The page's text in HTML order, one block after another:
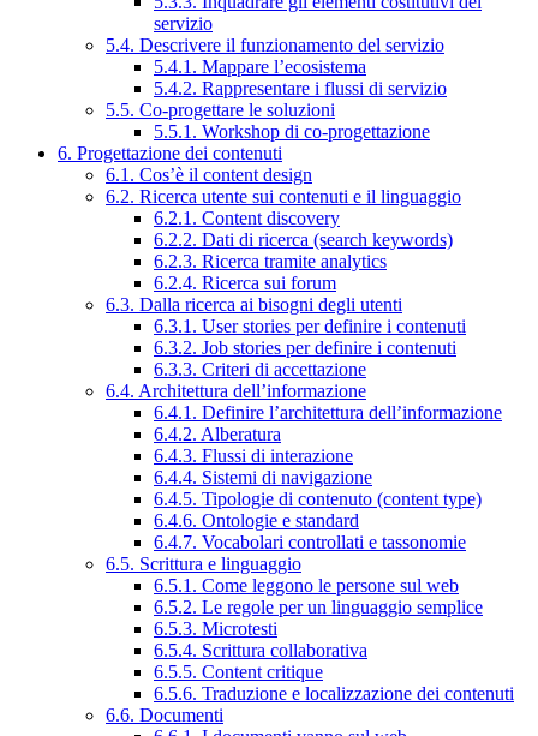
servizio
5.4. Descrivere il funzionamento del servizio
5.4.1. Mappare l’ecosistema
5.4.2. Rappresentare i flussi di servizio
5.5. Co-progettare le soluzioni
5.5.1. Workshop di co-progettazione
6. Progettazione dei contenuti
6.1. Cos’è il content design
6.2. Ricerca utente sui contenuti e il linguaggio
6.2.1. Content discovery
6.2.2. Dati di ricerca (search keywords)
6.2.3. Ricerca tramite analytics
6.2.4. Ricerca sui forum
6.3. Dalla ricerca ai bisogni degli utenti
6.3.1. User stories per definire i contenuti
6.3.2. Job stories per definire i contenuti
6.3.3. Criteri di accettazione
6.4. Architettura dell’informazione
6.4.1. Definire l’architettura dell’informazione
6.4.2. Alberatura
6.4.3. Flussi di interazione
6.4.4. Sistemi di navigazione
6.4.5. Tipologie di contenuto (content type)
6.4.6. Ontologie e standard
6.4.7. Vocabolari controllati e tassonomie
6.5. Scrittura e linguaggio
6.5.1. Come leggono le persone sul web
6.5.2. Le regole per un linguaggio semplice
6.5.3. Microtesti
6.5.4. Scrittura collaborativa
6.5.5. Content critique
6.5.6. Traduzione e localizzazione dei contenuti
6.6. Documenti